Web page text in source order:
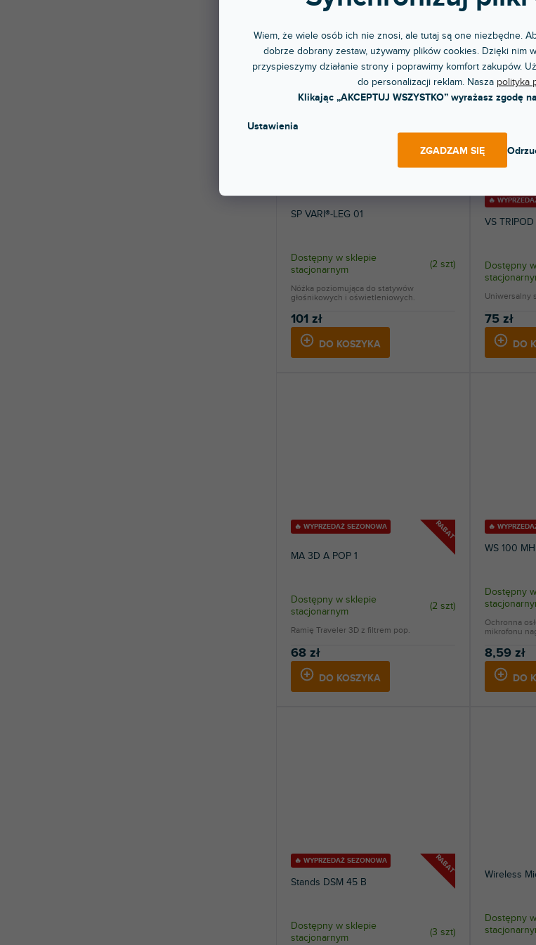
Wiem, że wiele osób ich nie znosi, ale tutaj są one niezbędne.
dobrze dobrany zestaw, używamy plików cookies. Dzięki nim
przyspieszymy działanie strony i poprawimy komfort zakupów.
do personalizacji reklam. Nasza polityka
Klikając „AKCEPTUJ WSZYSTKO” wyrażasz zgodę
Ustawienia
ZGADZAM SIĘ
SP VARI®-LEG 01
Dostępny w sklepie
stacjonarnym
(2 szt)
101 zł
DO KOSZYKA
Nóżka poziomująca do statywów
głośnikowych i oświetleniowych.
🔥
VS TRIPOD
Dostępny
75 zł
DO
Uniwersalny
RABAT
🔥 WYPRZEDAŻ SEZONOWA
MA 3D A POP 1
Dostępny w sklepie
stacjonarnym
(2 szt)
68 zł
DO KOSZYKA
Ramię Traveler 3D z filtrem pop.
🔥
WS 100
Dostępny
8,59 zł
DO
Ochronna
mikrofonu
RABAT
🔥 WYPRZEDAŻ SEZONOWA
Stands DSM 45 B
Dostępny w sklepie
stacjonarnym
(3 szt)
Wireless
Dostępny